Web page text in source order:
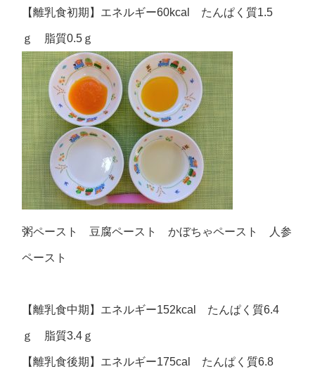
【離乳食初期】エネルギー60kcal たんぱく質1.5
ｇ 脂質0.5ｇ
粥ペースト 豆腐ペースト かぼちゃペースト 人参
ペースト
【離乳食中期】エネルギー152kcal たんぱく質6.4
ｇ 脂質3.4ｇ
【離乳食後期】エネルギー175cal たんぱく質6.8